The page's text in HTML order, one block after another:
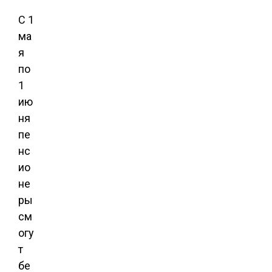
С 1
ма
я
по
1
ию
ня
пе
нс
ио
не
ры
см
огу
т
бе